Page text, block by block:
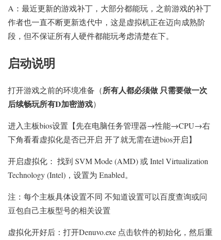
A：最近更新的游戏补丁，大部分都能玩，之前游戏的补丁
作者也一直不断更新迭代中，这是虚拟机正在迈向成熟阶
段，但不保证所有人硬件都能玩考虑清楚在下。
启动说明
打开游戏之前的环境准备（所有人都必须做 只需要做一次
后续畅玩所有D加密游戏）
进入主板bios设置【先在电脑任务管理器→性能→CPU→右
下角看看虚拟化是否已开启 开了就无需在进bios开启】
开启虚拟化： 找到 SVM Mode (AMD) 或 Intel Virtualization
Technology (Intel)，设置为 Enabled。
注：每个主板具体设置不同 不知道设置可以百度查询或问
豆包自己主板型号的相关设置
虚拟化开好后：打开Denuvo.exe 点击软件的初始化，然后重